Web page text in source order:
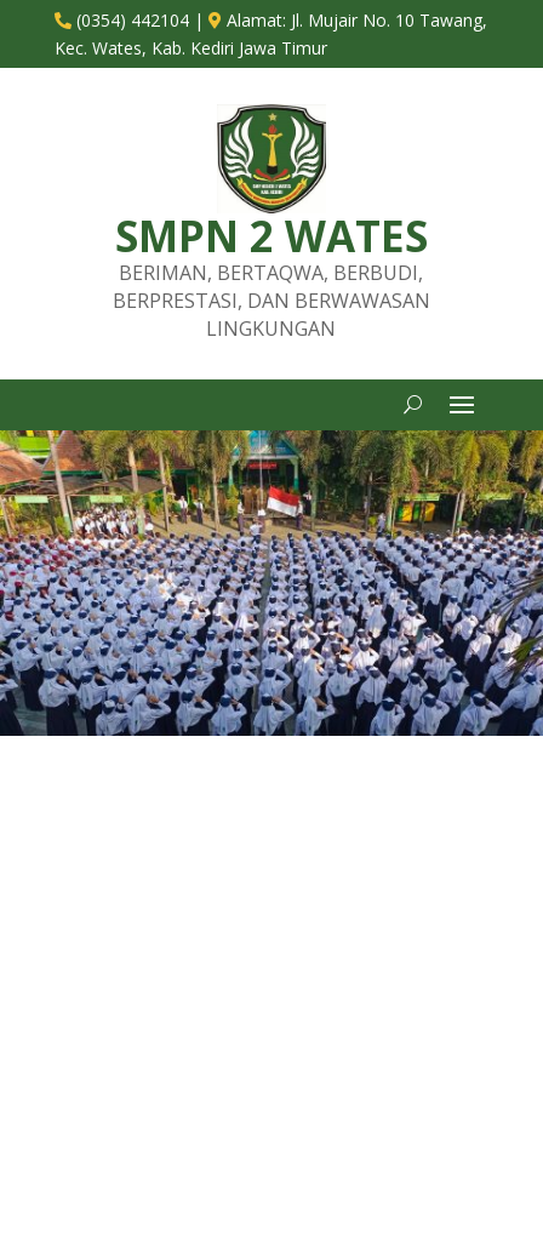
 (0354) 442104|  Alamat: Jl. Mujair No. 10 Tawang,
Kec. Wates, Kab. Kediri Jawa Timur
SMPN 2 WATES
BERIMAN, BERTAQWA, BERBUDI,
BERPRESTASI, DAN BERWAWASAN
LINGKUNGAN